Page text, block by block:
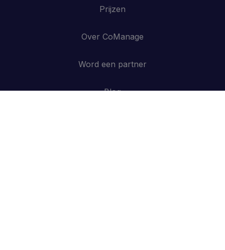
Prijzen
Over CoManage
Word een partner
Blog